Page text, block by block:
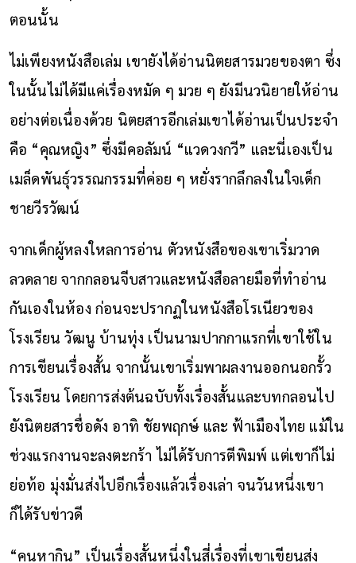
ตอนนั้น
ไม่เพียงหนังสือเล่ม เขายังได้อ่านนิตยสารมวยของตา ซึ่ง
ในนั้นไม่ได้มีแค่เรื่องหมัด ๆ มวย ๆ ยังมีนวนิยายให้อ่าน
อย่างต่อเนื่องด้วย นิตยสารอีกเล่มเขาได้อ่านเป็นประจำ
คือ “คุณหญิง” ซึ่งมีคอลัมน์ “แวดวงกวี” และนี่เองเป็น
เมล็ดพันธุ์วรรณกรรมที่ค่อย ๆ หยั่งรากลึกลงในใจเด็ก
ชายวีรวัฒน์
จากเด็กผู้หลงใหลการอ่าน ตัวหนังสือของเขาเริ่มวาด
ลวดลาย จากกลอนจีบสาวและหนังสือลายมือที่ทำอ่าน
กันเองในห้อง ก่อนจะปรากฏในหนังสือโรเนียวของ
โรงเรียน วัฒนู บ้านทุ่ง เป็นนามปากกาแรกที่เขาใช้ใน
การเขียนเรื่องสั้น จากนั้นเขาเริ่มพาผลงานออกนอกรั้ว
โรงเรียน โดยการส่งต้นฉบับทั้งเรื่องสั้นและบทกลอนไป
ยังนิตยสารชื่อดัง อาทิ ชัยพฤกษ์ และ ฟ้าเมืองไทย แม้ใน
ช่วงแรกงานจะลงตะกร้า ไม่ได้รับการตีพิมพ์ แต่เขาก็ไม่
ย่อท้อ มุ่งมั่นส่งไปอีกเรื่องแล้วเรื่องเล่า จนวันหนึ่งเขา
ก็ได้รับข่าวดี
“คนหากิน” เป็นเรื่องสั้นหนึ่งในสี่เรื่องที่เขาเขียนส่ง